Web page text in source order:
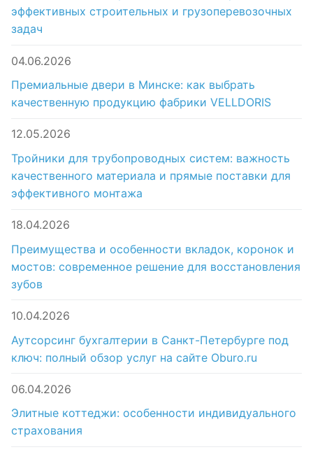
эффективных строительных и грузоперевозочных
задач
04.06.2026
Премиальные двери в Минске: как выбрать
качественную продукцию фабрики VELLDORIS
12.05.2026
Тройники для трубопроводных систем: важность
качественного материала и прямые поставки для
эффективного монтажа
18.04.2026
Преимущества и особенности вкладок, коронок и
мостов: современное решение для восстановления
зубов
10.04.2026
Аутсорсинг бухгалтерии в Санкт-Петербурге под
ключ: полный обзор услуг на сайте Oburo.ru
06.04.2026
Элитные коттеджи: особенности индивидуального
страхования